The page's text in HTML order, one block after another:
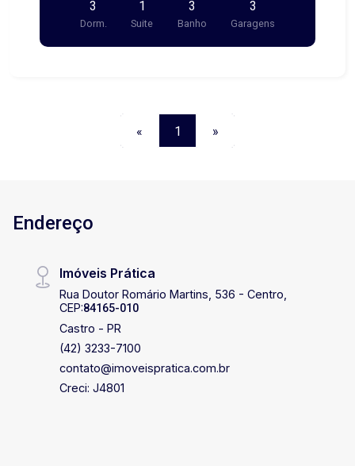
luminosidade ao imóvel. Tenha uma vista
privilegiada e maravilhosa todos os dias ao
acordar, com aquele sol perfeito das suas duas
estando naquela Jacuzzi externa dos sonhos,
com uma vista do perfeita do alto. A cobertura
3
Dorm.
1
Suite
3
Banho
3
Garagens
« 1 »
Endereço
Imóveis Prática
Rua Doutor Romário Martins, 536 - Centro,
CEP:84165-010
Castro - PR
(42) 3233-7100
contato@imoveispratica.com.br
Creci: J4801